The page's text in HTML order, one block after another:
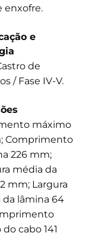
enxofre.
e
de
/ Fase IV-V.
máximo
Comprimento
226 mm;
média da
mm; Largura
da lâmina 64
cabo 141